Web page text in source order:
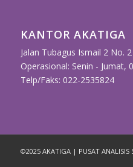
KANTOR AKATIGA
Jalan Tubagus Ismail 2 No.
Operasional: Senin - Jumat,
Telp/Faks: 022-2535824
©2025 AKATIGA | PUSAT ANALISIS